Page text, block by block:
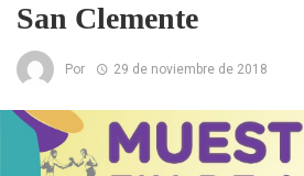
San Clemente
Por 29 de noviembre de 2018